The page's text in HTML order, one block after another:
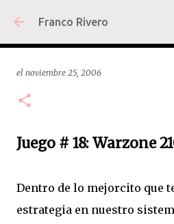
Ir al contenido
Franco Rivero
el noviembre 25, 2006
Juego # 18: Warzone
Dentro de lo mejorcito que
estrategia en nuestro